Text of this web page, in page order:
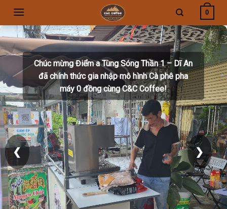
content
0
Chúc mừng Điểm a Tùng Sóng Thần 1 – Dĩ An
đã chính thức gia nhập mô hình Cà phê pha
máy 0 đồng cùng C&C Coffee!
❮ ❯